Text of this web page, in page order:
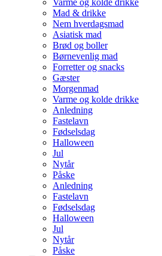
Mad & drikke
Nem hverdagsmad
Asiatisk mad
Brød og boller
Børnevenlig mad
Forretter og snacks
Gæster
Morgenmad
Varme og kolde drikke
Anledning
Fastelavn
Fødselsdag
Halloween
Jul
Nytår
Påske
Anledning
Fastelavn
Fødselsdag
Halloween
Jul
Nytår
Påske